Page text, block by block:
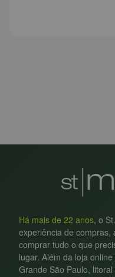
Há mais de 22 anos, o
experiência de compras,
comprar tudo o que
lugar. Além da loja
Grande São Paulo,